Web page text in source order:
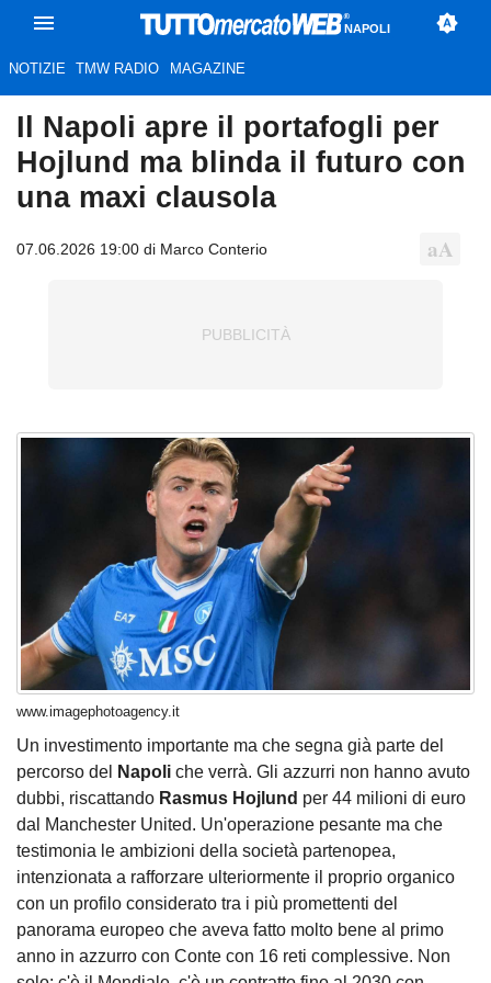
NAPOLI
NOTIZIE TMW RADIO MAGAZINE
Il Napoli apre il portafogli per
Hojlund ma blinda il futuro con
una maxi clausola
07.06.2026 19:00 di Marco Conterio
www.imagephotoagency.it
Un investimento importante ma che segna già parte del
percorso del
Napoli che verrà. Gli azzurri non hanno avuto
dubbi, riscattando Rasmus Hojlund per 44 milioni di euro
dal Manchester United. Un'operazione pesante ma che
testimonia le ambizioni della società partenopea,
intenzionata a rafforzare ulteriormente il proprio organico
con un profilo considerato tra i più promettenti del
panorama europeo che aveva fatto molto bene al primo
anno in azzurro con Conte con 16 reti complessive. Non